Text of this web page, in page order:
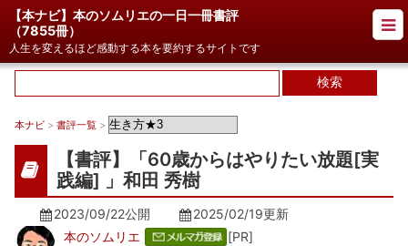
【本ナビ】本のソムリエの一日一冊書評
（7855冊）
人生を変えるほど感動する本を要約するサイトです
本ナビ > 書評一覧 >
【書評】「60歳からはやりたい放題[実
践編] 」和田 秀樹
2023/09/22公開 2025/02/19更新
本のソムリエ
[PR]